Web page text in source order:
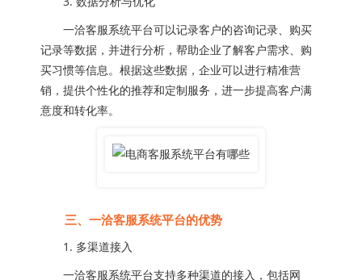
一洽客服系统平台可以记录客户的咨询记录、购买
记录等数据，并进行分析，帮助企业了解客户需求、购
买习惯等信息。根据这些数据，企业可以进行精准营
销，提供个性化的推荐和定制服务，进一步提高客户满
意度和转化率。
三、一洽客服系统平台的优势
1. 多渠道接入
一洽客服系统平台支持多种渠道的接入，包括网